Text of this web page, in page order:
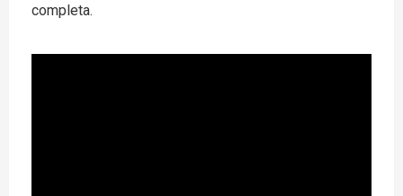
completa.